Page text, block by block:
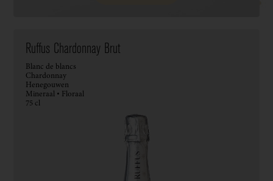
Ruffus Chardonnay Brut
Blanc de blancs
Chardonnay
Henegouwen
Mineraal • Floraal
75 cl